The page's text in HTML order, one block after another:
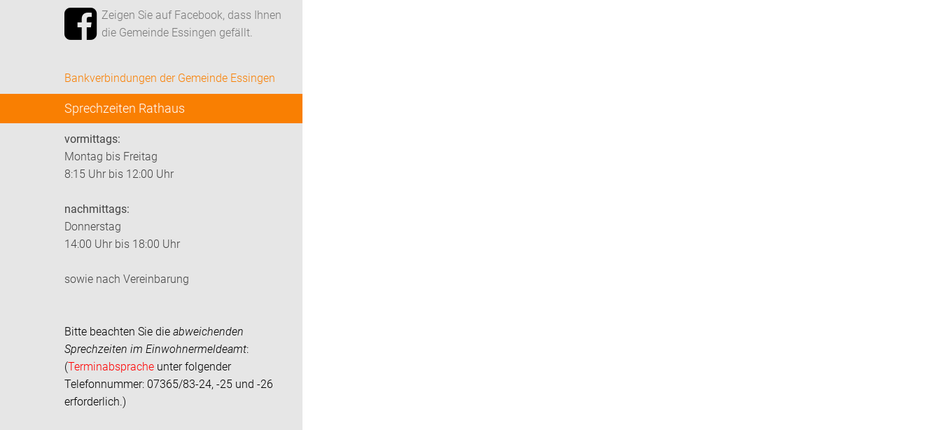
Zeigen Sie auf Facebook, dass Ihnen
die Gemeinde Essingen gefällt.
Bankverbindungen der Gemeinde Essingen
Sprechzeiten Rathaus
vormittags:
Montag bis Freitag
8:15 Uhr bis 12:00 Uhr
nachmittags:
Donnerstag
14:00 Uhr bis 18:00 Uhr
sowie nach Vereinbarung
Bitte beachten Sie die abweichenden
Sprechzeiten im Einwohnermeldeamt:
(Terminabsprache unter folgender
Telefonnummer: 07365/83-24, -25 und -26
erforderlich.)